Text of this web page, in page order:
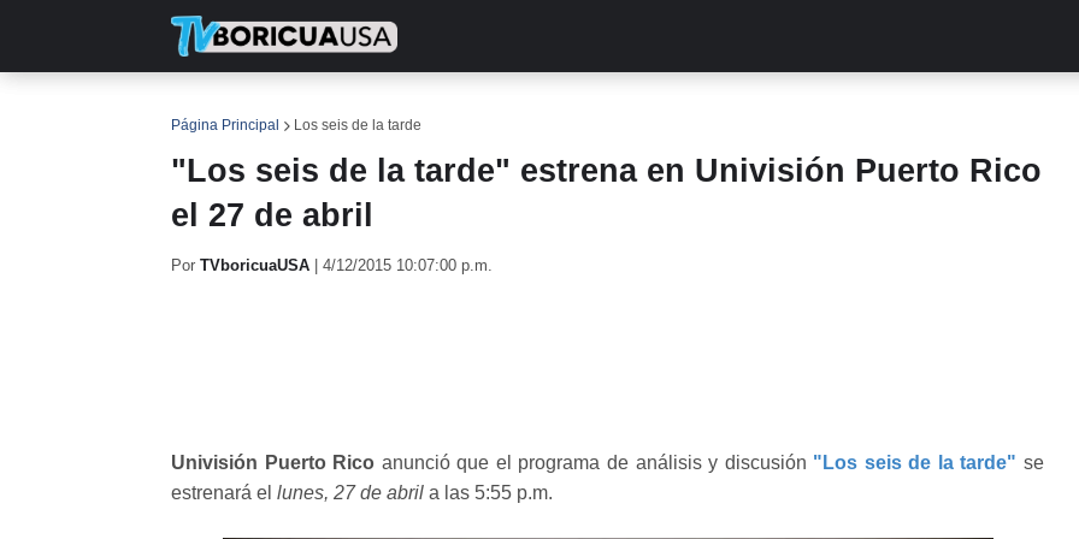
Página Principal Los seis de la tarde
"Los seis de la tarde" estrena en Univisión Puerto Rico
el 27 de abril
Por TVboricuaUSA 4/12/2015 10:07:00 p.m.
Univisión Puerto Rico anunció que el programa de análisis y discusión "Los seis de la tarde" se
estrenará el lunes, 27 de abril a las 5:55 p.m.